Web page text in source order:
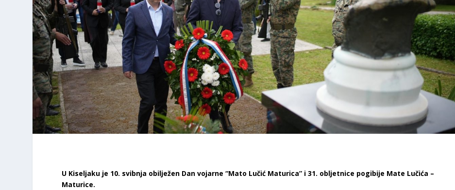
U Kiseljaku je 10. svibnja obilježen Dan vojarne “Mato Lučić Maturica” i 31. obljetnice pogibije Mate Lučića –
Maturice.